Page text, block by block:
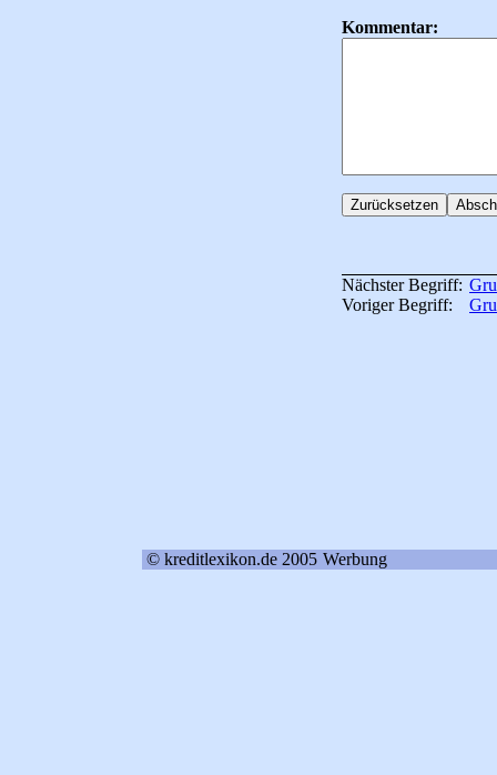
Kommentar:
Nächster Begriff:
Voriger Begriff:
© kreditlexikon.de 2005 Werbung